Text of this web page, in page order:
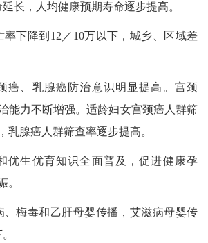
长，人均健康预期寿命逐步提高。
率下降到12／10万以下，城乡、区域差
癌、乳腺癌防治意识明显提高。宫颈
能力不断增强。适龄妇女宫颈癌人群筛
乳腺癌人群筛查率逐步提高。
优生优育知识全面普及，促进健康孕
。
、梅毒和乙肝母婴传播，艾滋病母婴传